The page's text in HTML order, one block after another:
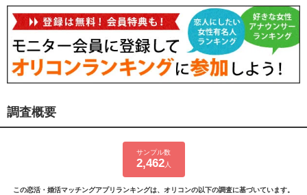
調査概要
サンプル数
2,462人
この恋活・婚活マッチングアプリランキングは、オリコンの以下の調査に基づいています。